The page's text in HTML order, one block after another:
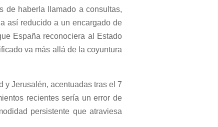
de haberla llamado a consultas,
así reducido a un encargado de
España reconociera al Estado
va más allá de la coyuntura
y Jerusalén, acentuadas tras el 7
recientes sería un error de
persistente que atraviesa